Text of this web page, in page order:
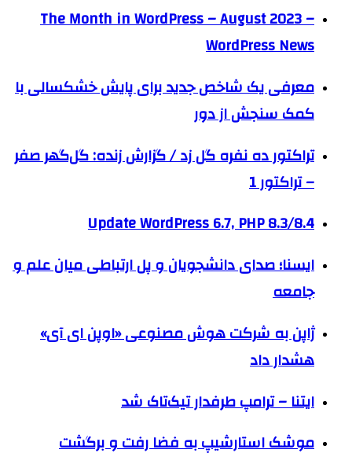
The Month in WordPress – August 2023 –
WordPress News
معرفی یک شاخص جدید برای پایش خشکسالی با
کمک سنجش از دور
تراکتور ده نفره گل زد / گزارش زنده: گل‌گهر صفر
– تراکتور 1
Update WordPress 6.7, PHP 8.3/8.4
ایسنا؛ صدای دانشجویان و پل ارتباطی میان علم و
جامعه
ژاپن به شرکت هوش مصنوعی «اوپن ای آی»
هشدار داد
ايتنا – ترامپ طرفدار تیک‌تاک شد
موشک استارشیپ به فضا رفت و برگشت